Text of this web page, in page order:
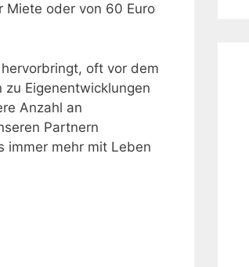
Miete oder von 60 Euro
oft vor dem
Eigenentwicklungen
Anzahl an
Partnern
immer mehr mit Leben